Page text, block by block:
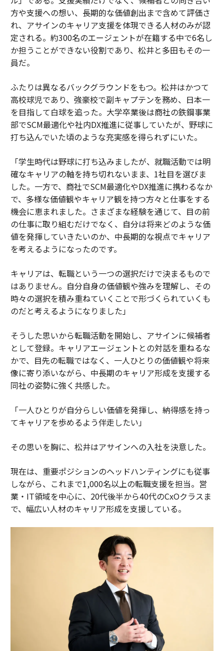
方や支援への想い、長期的な価値創出まで含めて評価さ
れ、アサインのキャリア支援を体現できる人材のみが認
定される。約300名のエージェントが在籍する中で6名し
か担うことができない役割であり、松井と多田もその一
員だ。
ふたりは異なるバックグラウンドをもつ。松井はかつて
高校球児であり、強豪校で副キャプテンを務め、日本一
を目指して白球を追った。大学卒業後は商社の鉄鋼事業
部でSCM最適化や社内DX推進に従事していたが、野球に
打ち込んでいた頃のような充実感を得られずにいた。
「学生時代は野球に打ち込みましたが、就職活動では明
確なキャリアの軸を持ち切れないまま、1社目を選びま
した。一方で、商社でSCM最適化やDX推進に携わるなか
で、多様な価値観やキャリア観を持つ方々と仕事をする
機会に恵まれました。さまざまな経験を通じて、目の前
の仕事に取り組むだけでなく、自分は将来どのような価
値を発揮していきたいのか、中長期的な視点でキャリア
を考えるようになったのです。
キャリアは、転職という一つの選択だけで決まるもので
はありません。自分自身の価値観や強みを理解し、その
時々の選択を積み重ねていくことで形づくられていくも
のだと考えるようになりました」
そうした思いから転職活動を開始し、アサインに候補者
として登録。キャリアエージェントとの対話を重ねるな
かで、目先の転職ではなく、一人ひとりの価値観や将来
像に寄り添いながら、中長期のキャリア形成を支援する
同社の姿勢に強く共感した。
「一人ひとりが自分らしい価値を発揮し、納得感を持っ
てキャリアを歩めるよう伴走したい」
その思いを胸に、松井はアサインへの入社を決意した。
現在は、重要ポジションのヘッドハンティングにも従事
しながら、これまで1,000名以上の転職支援を担当。営
業・IT領域を中心に、20代後半から40代のCxOクラスま
で、幅広い人材のキャリア形成を支援している。